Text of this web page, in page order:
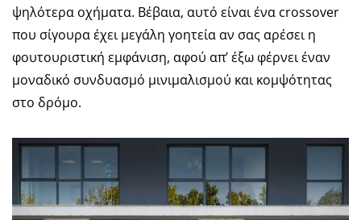
ψηλότερα οχήματα. Βέβαια, αυτό είναι ένα crossover
που σίγουρα έχει μεγάλη γοητεία αν σας αρέσει η
φουτουριστική εμφάνιση, αφού απ’ έξω φέρνει έναν
μοναδικό συνδυασμό μινιμαλισμού και κομψότητας
στο δρόμο.